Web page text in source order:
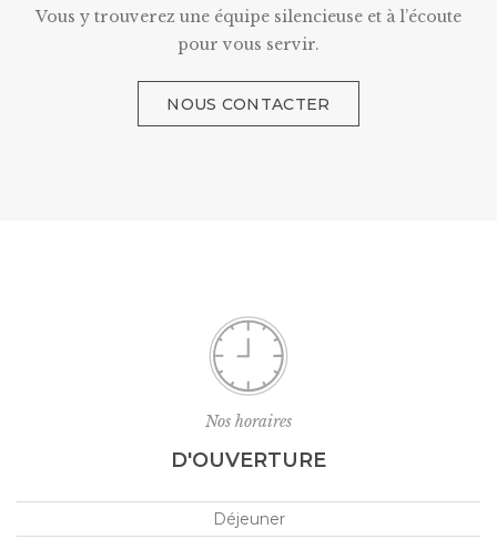
Vous y trouverez une équipe silencieuse et à l’écoute
pour vous servir.
NOUS CONTACTER
D'OUVERTURE
Nos horaires
Déjeuner